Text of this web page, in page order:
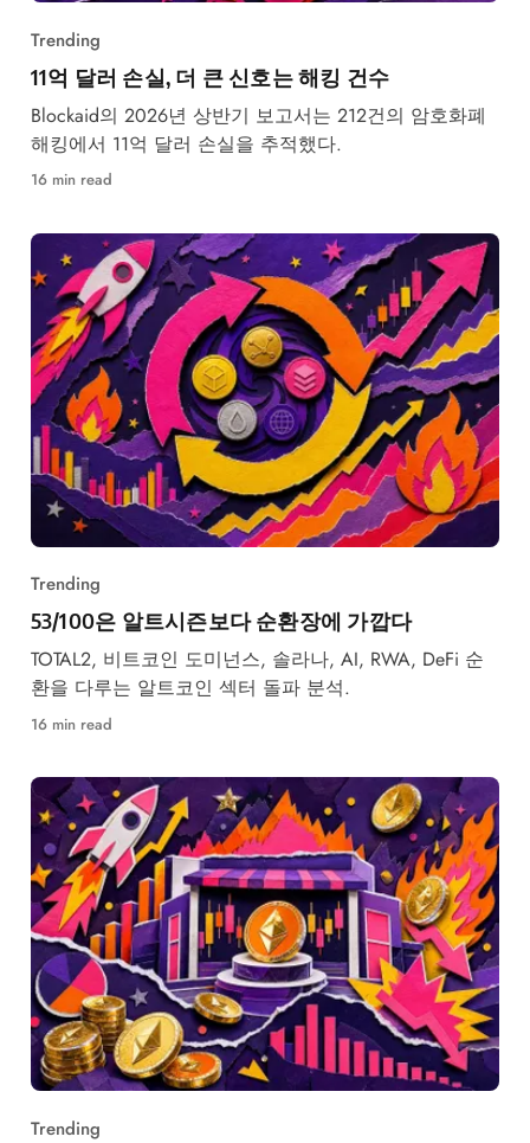
Trending
11억 달러 손실, 더 큰 신호는 해킹 건수
Blockaid의 2026년 상반기 보고서는 212건의 암호화폐
해킹에서 11억 달러 손실을 추적했다.
16 min read
Trending
53/100은 알트시즌보다 순환장에 가깝다
TOTAL2, 비트코인 도미넌스, 솔라나, AI, RWA, DeFi 순
환을 다루는 알트코인 섹터 돌파 분석.
16 min read
Trending